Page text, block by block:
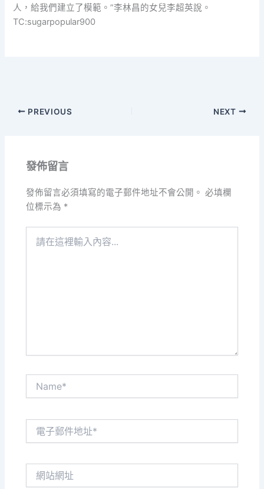
人，給我們建立了模範。”李林昌的女兒李超英說。
TC:sugarpopular900
PREVIOUS NEXT
發佈留言
發佈留言必須填寫的電子郵件地址不會公開。 必填欄
位標示為 *